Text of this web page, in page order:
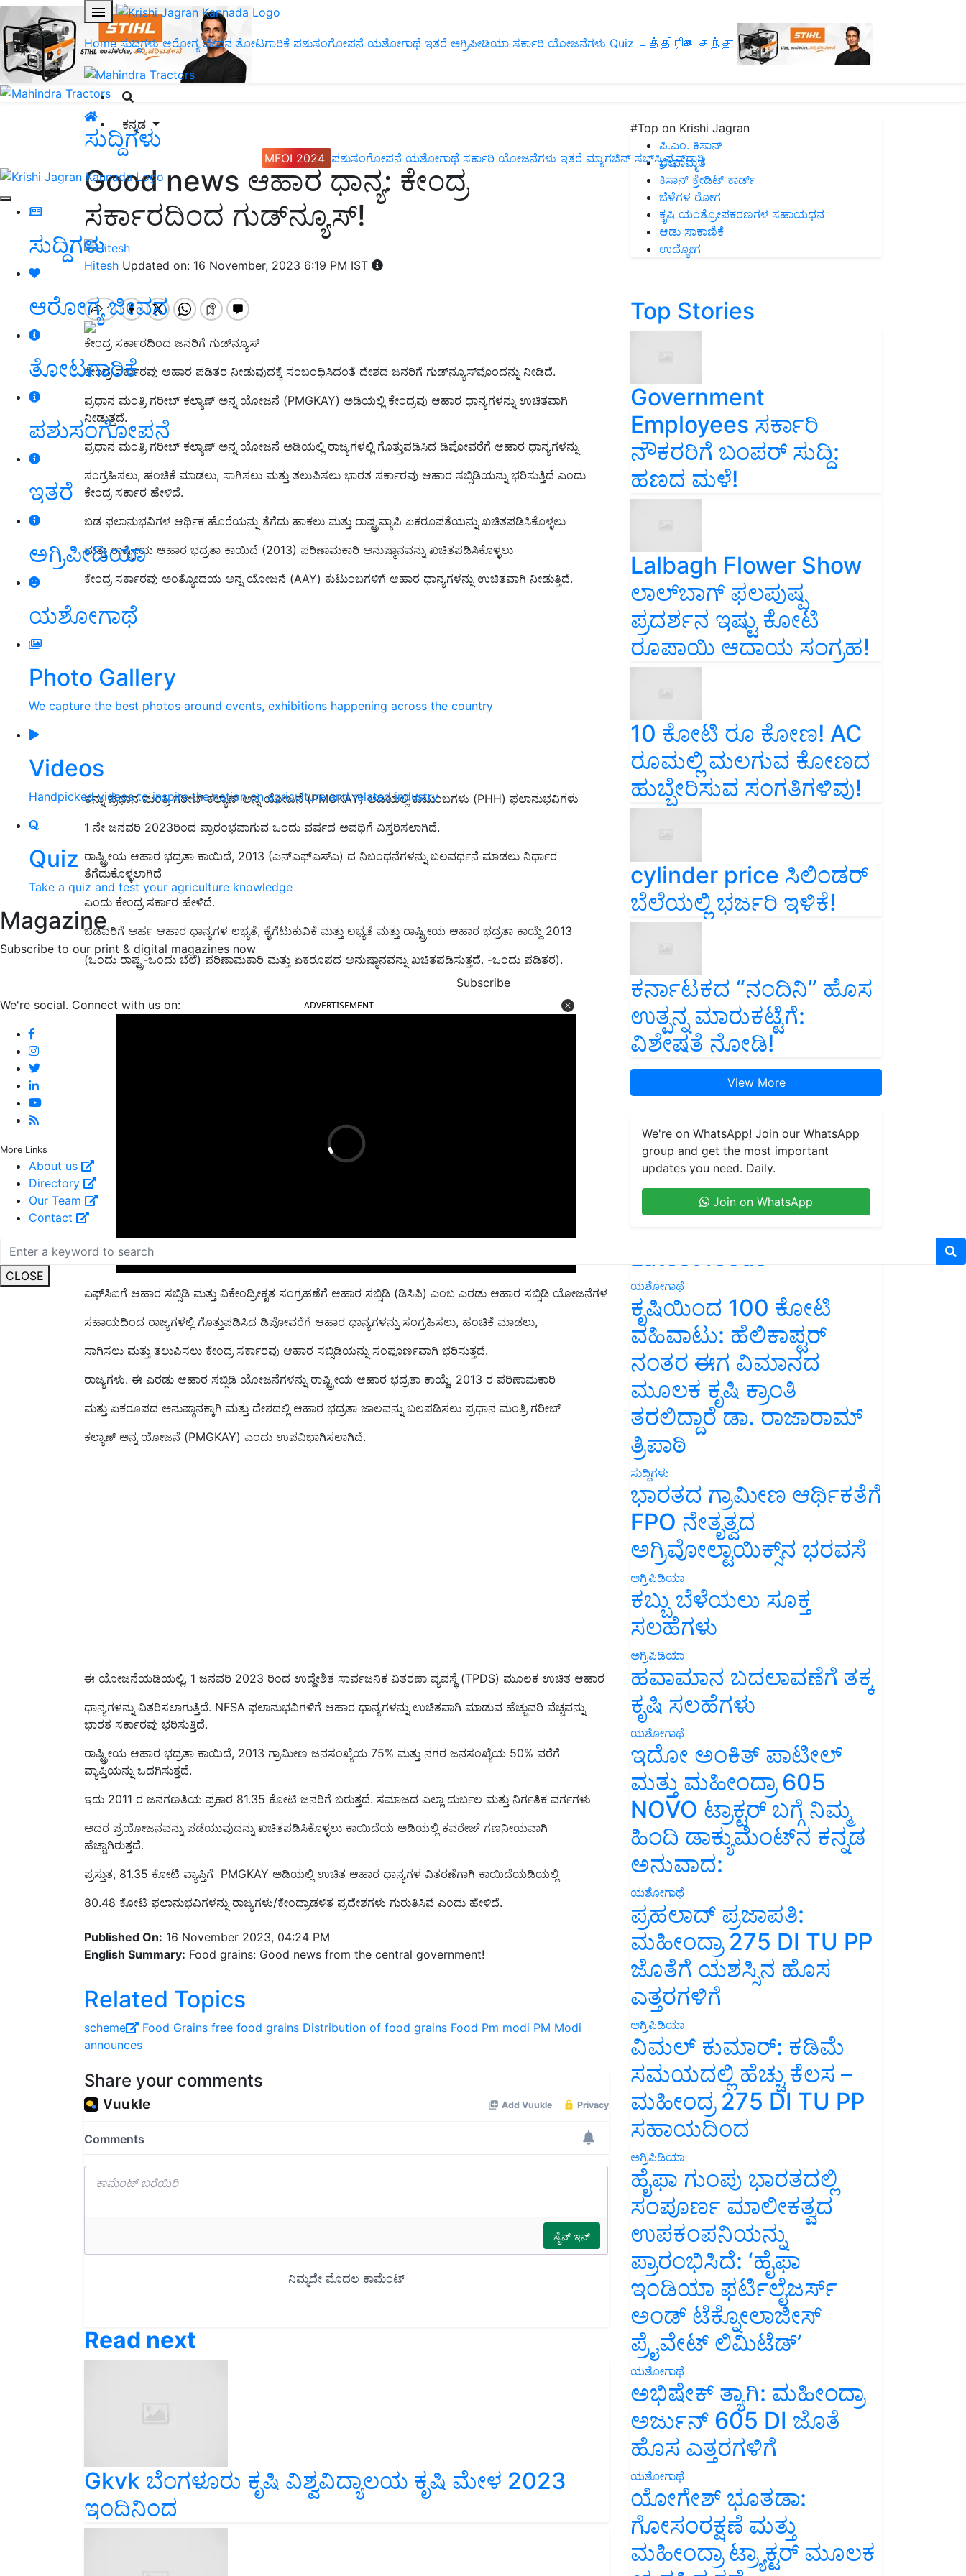
Home ಸುದ್ದಿಗಳು ಆರೋಗ್ಯ ಜೀವನ ತೋಟಗಾರಿಕೆ ಪಶುಸಂಗೋಪನೆ ಯಶೋಗಾಥೆ ಇತರೆ ಅಗ್ರಿಪೀಡಿಯಾ ಸರ್ಕಾರಿ ಯೋಜನೆಗಳು Quiz பத்திரிகை சந்தா
ಕನ್ನಡ
MFOI 2024 ಪಶುಸಂಗೋಪನೆ ಯಶೋಗಾಥೆ ಸರ್ಕಾರಿ ಯೋಜನೆಗಳು ಇತರೆ ಮ್ಯಾಗಜಿನ್‌ ಸಬ್‌ಸ್ಕ್ರಿಪ್ಷನ್‌ಗಾಗಿ
ಸುದ್ದಿಗಳು
ಆರೋಗ್ಯ ಜೀವನ
ತೋಟಗಾರಿಕೆ
ಪಶುಸಂಗೋಪನೆ
ಇತರೆ
ಅಗ್ರಿಪೀಡಿಯಾ
ಯಶೋಗಾಥೆ
Photo Gallery
We capture the best photos around events, exhibitions happening across the country
Videos
Handpicked videos to inspire the nation on agriculture and related industry
Quiz
Take a quiz and test your agriculture knowledge
Magazine
Subscribe to our print & digital magazines now
Subscribe
We're social. Connect with us on:
More Links
About us
Directory
Our Team
Contact
CLOSE
ಸುದ್ದಿಗಳು
Good news ಆಹಾರ ಧಾನ್ಯ: ಕೇಂದ್ರ
ಸರ್ಕಾರದಿಂದ ಗುಡ್‌ನ್ಯೂಸ್‌!
Hitesh Updated on: 16 November, 2023 6:19 PM IST
ಕೇಂದ್ರ ಸರ್ಕಾರದಿಂದ ಜನರಿಗೆ ಗುಡ್‌ನ್ಯೂಸ್‌
ಕೇಂದ್ರ ಸರ್ಕಾರವು ಆಹಾರ ಪಡಿತರ ನೀಡುವುದಕ್ಕೆ ಸಂಬಂಧಿಸಿದಂತೆ ದೇಶದ ಜನರಿಗೆ ಗುಡ್‌ನ್ಯೂಸ್‌ವೊಂದನ್ನು ನೀಡಿದೆ.
ಪ್ರಧಾನ ಮಂತ್ರಿ ಗರೀಬ್ ಕಲ್ಯಾಣ್ ಅನ್ನ ಯೋಜನೆ (PMGKAY) ಅಡಿಯಲ್ಲಿ ಕೇಂದ್ರವು ಆಹಾರ ಧಾನ್ಯಗಳನ್ನು ಉಚಿತವಾಗಿ
ನೀಡುತ್ತದೆ.
ಪ್ರಧಾನ ಮಂತ್ರಿ ಗರೀಬ್ ಕಲ್ಯಾಣ್ ಅನ್ನ ಯೋಜನೆ ಅಡಿಯಲ್ಲಿ ರಾಜ್ಯಗಳಲ್ಲಿ ಗೊತ್ತುಪಡಿಸಿದ ಡಿಪೋವರೆಗೆ ಆಹಾರ ಧಾನ್ಯಗಳನ್ನು
ಸಂಗ್ರಹಿಸಲು, ಹಂಚಿಕೆ ಮಾಡಲು, ಸಾಗಿಸಲು ಮತ್ತು ತಲುಪಿಸಲು ಭಾರತ ಸರ್ಕಾರವು ಆಹಾರ ಸಬ್ಸಿಡಿಯನ್ನು ಭರಿಸುತ್ತಿದೆ ಎಂದು
ಕೇಂದ್ರ ಸರ್ಕಾರ ಹೇಳಿದೆ.
ಬಡ ಫಲಾನುಭವಿಗಳ ಆರ್ಥಿಕ ಹೊರೆಯನ್ನು ತೆಗೆದು ಹಾಕಲು ಮತ್ತು ರಾಷ್ಟ್ರವ್ಯಾಪಿ ಏಕರೂಪತೆಯನ್ನು ಖಚಿತಪಡಿಸಿಕೊಳ್ಳಲು
ಮತ್ತು ರಾಷ್ಟ್ರೀಯ ಆಹಾರ ಭದ್ರತಾ ಕಾಯಿದೆ (2013) ಪರಿಣಾಮಕಾರಿ ಅನುಷ್ಠಾನವನ್ನು ಖಚಿತಪಡಿಸಿಕೊಳ್ಳಲು
ಕೇಂದ್ರ ಸರ್ಕಾರವು ಅಂತ್ಯೋದಯ ಅನ್ನ ಯೋಜನೆ (AAY) ಕುಟುಂಬಗಳಿಗೆ ಆಹಾರ ಧಾನ್ಯಗಳನ್ನು ಉಚಿತವಾಗಿ ನೀಡುತ್ತಿದೆ.
ಇನ್ನು ಪ್ರಧಾನ ಮಂತ್ರಿ ಗರೀಬ್ ಕಲ್ಯಾಣ್ ಅನ್ನ ಯೋಜನೆ (PMGKAY) ಅಡಿಯಲ್ಲಿ ಕುಟುಂಬಗಳು (PHH) ಫಲಾನುಭವಿಗಳು
1 ನೇ ಜನವರಿ 2023ರಿಂದ ಪ್ರಾರಂಭವಾಗುವ ಒಂದು ವರ್ಷದ ಅವಧಿಗೆ ವಿಸ್ತರಿಸಲಾಗಿದೆ.
ರಾಷ್ಟ್ರೀಯ ಆಹಾರ ಭದ್ರತಾ ಕಾಯಿದೆ, 2013 (ಎನ್‌ಎಫ್‌ಎಸ್‌ಎ) ದ ನಿಬಂಧನೆಗಳನ್ನು ಬಲವರ್ಧನೆ ಮಾಡಲು ನಿರ್ಧಾರ
ತೆಗೆದುಕೊಳ್ಳಲಾಗಿದೆ
ಎಂದು ಕೇಂದ್ರ ಸರ್ಕಾರ ಹೇಳಿದೆ.
ಬಡವರಿಗೆ ಅರ್ಹ ಆಹಾರ ಧಾನ್ಯಗಳ ಲಭ್ಯತೆ, ಕೈಗೆಟುಕುವಿಕೆ ಮತ್ತು ಲಭ್ಯತೆ ಮತ್ತು ರಾಷ್ಟ್ರೀಯ ಆಹಾರ ಭದ್ರತಾ ಕಾಯ್ದೆ 2013
(ಒಂದು ರಾಷ್ಟ್ರ-ಒಂದು ಬೆಲೆ) ಪರಿಣಾಮಕಾರಿ ಮತ್ತು ಏಕರೂಪದ ಅನುಷ್ಠಾನವನ್ನು ಖಚಿತಪಡಿಸುತ್ತದೆ. -ಒಂದು ಪಡಿತರ).
ಎಫ್‌ಸಿಐಗೆ ಆಹಾರ ಸಬ್ಸಿಡಿ ಮತ್ತು ವಿಕೇಂದ್ರೀಕೃತ ಸಂಗ್ರಹಣೆಗೆ ಆಹಾರ ಸಬ್ಸಿಡಿ (ಡಿಸಿಪಿ) ಎಂಬ ಎರಡು ಆಹಾರ ಸಬ್ಸಿಡಿ ಯೋಜನೆಗಳ
ಸಹಾಯದಿಂದ ರಾಜ್ಯಗಳಲ್ಲಿ ಗೊತ್ತುಪಡಿಸಿದ ಡಿಪೋವರೆಗೆ ಆಹಾರ ಧಾನ್ಯಗಳನ್ನು ಸಂಗ್ರಹಿಸಲು, ಹಂಚಿಕೆ ಮಾಡಲು,
ಸಾಗಿಸಲು ಮತ್ತು ತಲುಪಿಸಲು ಕೇಂದ್ರ ಸರ್ಕಾರವು ಆಹಾರ ಸಬ್ಸಿಡಿಯನ್ನು ಸಂಪೂರ್ಣವಾಗಿ ಭರಿಸುತ್ತದೆ.
ರಾಜ್ಯಗಳು. ಈ ಎರಡು ಆಹಾರ ಸಬ್ಸಿಡಿ ಯೋಜನೆಗಳನ್ನು ರಾಷ್ಟ್ರೀಯ ಆಹಾರ ಭದ್ರತಾ ಕಾಯ್ದೆ, 2013 ರ ಪರಿಣಾಮಕಾರಿ
ಮತ್ತು ಏಕರೂಪದ ಅನುಷ್ಠಾನಕ್ಕಾಗಿ ಮತ್ತು ದೇಶದಲ್ಲಿ ಆಹಾರ ಭದ್ರತಾ ಜಾಲವನ್ನು ಬಲಪಡಿಸಲು ಪ್ರಧಾನ ಮಂತ್ರಿ ಗರೀಬ್
ಕಲ್ಯಾಣ್ ಅನ್ನ ಯೋಜನೆ (PMGKAY) ಎಂದು ಉಪವಿಭಾಗಿಸಲಾಗಿದೆ.
ಧಾನ್ಯಗಳನ್ನು ವಿತರಿಸಲಾಗುತ್ತಿದೆ. NFSA ಫಲಾನುಭವಿಗಳಿಗೆ ಆಹಾರ ಧಾನ್ಯಗಳನ್ನು ಉಚಿತವಾಗಿ ಮಾಡುವ ಹೆಚ್ಚುವರಿ ವೆಚ್ಚವನ್ನು
ಭಾರತ ಸರ್ಕಾರವು ಭರಿಸುತ್ತಿದೆ.
ರಾಷ್ಟ್ರೀಯ ಆಹಾರ ಭದ್ರತಾ ಕಾಯಿದೆ, 2013 ಗ್ರಾಮೀಣ ಜನಸಂಖ್ಯೆಯ 75% ಮತ್ತು ನಗರ ಜನಸಂಖ್ಯೆಯ 50% ವರೆಗೆ
ವ್ಯಾಪ್ತಿಯನ್ನು ಒದಗಿಸುತ್ತದೆ.
ಇದು 2011 ರ ಜನಗಣತಿಯ ಪ್ರಕಾರ 81.35 ಕೋಟಿ ಜನರಿಗೆ ಬರುತ್ತದೆ. ಸಮಾಜದ ಎಲ್ಲಾ ದುರ್ಬಲ ಮತ್ತು ನಿರ್ಗತಿಕ ವರ್ಗಗಳು
ಅದರ ಪ್ರಯೋಜನವನ್ನು ಪಡೆಯುವುದನ್ನು ಖಚಿತಪಡಿಸಿಕೊಳ್ಳಲು ಕಾಯಿದೆಯ ಅಡಿಯಲ್ಲಿ ಕವರೇಜ್ ಗಣನೀಯವಾಗಿ
ಹೆಚ್ಚಾಗಿರುತ್ತದೆ.
ಪ್ರಸ್ತುತ, 81.35 ಕೋಟಿ ವ್ಯಾಪ್ತಿಗೆ PMGKAY ಅಡಿಯಲ್ಲಿ ಉಚಿತ ಆಹಾರ ಧಾನ್ಯಗಳ ವಿತರಣೆಗಾಗಿ ಕಾಯಿದೆಯಡಿಯಲ್ಲಿ
80.48 ಕೋಟಿ ಫಲಾನುಭವಿಗಳನ್ನು ರಾಜ್ಯಗಳು/ಕೇಂದ್ರಾಡಳಿತ ಪ್ರದೇಶಗಳು ಗುರುತಿಸಿವೆ ಎಂದು ಹೇಳಿದೆ.
English Summary:Food grains: Good news from the central government!
Related Topics
scheme Food Grains free food grains
announces
Gkvk ಬೆಂಗಳೂರು ಕೃಷಿ ವಿಶ್ವವಿದ್ಯಾಲಯ ಕೃಷಿ ಮೇಳ 2023
ಇಂದಿನಿಂದ
#Top on Krishi Jagran
ಪಿ.ಎಂ. ಕಿಸಾನ್
ಜೀವಾಮೃತ
ಕಿಸಾನ್ ಕ್ರೇಡಿಟ್ ಕಾರ್ಡ್
ಬೆಳೆಗಳ ರೋಗ
ಕೃಷಿ ಯಂತ್ರೋಪಕರಣಗಳ ಸಹಾಯಧನ
ಆಡು ಸಾಕಾಣಿಕೆ
ಉದ್ಯೋಗ
Top Stories
Government
Employees ಸರ್ಕಾರಿ
ನೌಕರರಿಗೆ ಬಂಪರ್‌ ಸುದ್ದಿ:
ಹಣದ ಮಳೆ!
Lalbagh Flower Show
ಲಾಲ್‌ಬಾಗ್ ಫಲಪುಷ್ಪ
ಪ್ರದರ್ಶನ ಇಷ್ಟು ಕೋಟಿ
ರೂಪಾಯಿ ಆದಾಯ ಸಂಗ್ರಹ!
10 ಕೋಟಿ ರೂ ಕೋಣ! AC
ರೂಮಲ್ಲಿ ಮಲಗುವ ಕೋಣದ
ಹುಬ್ಬೇರಿಸುವ ಸಂಗತಿಗಳಿವು!
cylinder price ಸಿಲಿಂಡರ್‌
ಬೆಲೆಯಲ್ಲಿ ಭರ್ಜರಿ ಇಳಿಕೆ!
ಕರ್ನಾಟಕದ “ನಂದಿನಿ” ಹೊಸ
ಉತ್ಪನ್ನ ಮಾರುಕಟ್ಟೆಗೆ:
ವಿಶೇಷತೆ ನೋಡಿ!
View More
We're on WhatsApp! Join our WhatsApp
group and get the most important
updates you need. Daily.
Join on WhatsApp
Latest feeds
ಯಶೋಗಾಥೆ
ಕೃಷಿಯಿಂದ 100 ಕೋಟಿ
ವಹಿವಾಟು: ಹೆಲಿಕಾಪ್ಟರ್
ನಂತರ ಈಗ ವಿಮಾನದ
ಮೂಲಕ ಕೃಷಿ ಕ್ರಾಂತಿ
ತರಲಿದ್ದಾರೆ ಡಾ. ರಾಜಾರಾಮ್
ತ್ರಿಪಾಠಿ
ಸುದ್ದಿಗಳು
ಭಾರತದ ಗ್ರಾಮೀಣ ಆರ್ಥಿಕತೆಗೆ
FPO ನೇತೃತ್ವದ
ಅಗ್ರಿವೋಲ್ಟಾಯಿಕ್ಸ್‌ನ ಭರವಸೆ
ಅಗ್ರಿಪಿಡಿಯಾ
ಕಬ್ಬು ಬೆಳೆಯಲು ಸೂಕ್ತ
ಸಲಹೆಗಳು
ಅಗ್ರಿಪಿಡಿಯಾ
ಹವಾಮಾನ ಬದಲಾವಣೆಗೆ ತಕ್ಕ
ಕೃಷಿ ಸಲಹೆಗಳು
ಯಶೋಗಾಥೆ
ಇದೋ ಅಂಕಿತ್ ಪಾಟೀಲ್
ಮತ್ತು ಮಹೀಂದ್ರಾ 605
NOVO ಟ್ರಾಕ್ಟರ್ ಬಗ್ಗೆ ನಿಮ್ಮ
ಹಿಂದಿ ಡಾಕ್ಯುಮೆಂಟ್‌ನ ಕನ್ನಡ
ಅನುವಾದ:
ಯಶೋಗಾಥೆ
ಪ್ರಹಲಾದ್ ಪ್ರಜಾಪತಿ:
ಮಹೀಂದ್ರಾ 275 DI TU PP
ಜೊತೆಗೆ ಯಶಸ್ಸಿನ ಹೊಸ
ಎತ್ತರಗಳಿಗೆ
ಅಗ್ರಿಪಿಡಿಯಾ
ವಿಮಲ್ ಕುಮಾರ್: ಕಡಿಮೆ
ಸಮಯದಲ್ಲಿ ಹೆಚ್ಚು ಕೆಲಸ –
ಮಹೀಂದ್ರ 275 DI TU PP
ಸಹಾಯದಿಂದ
ಅಗ್ರಿಪಿಡಿಯಾ
ಹೈಫಾ ಗುಂಪು ಭಾರತದಲ್ಲಿ
ಸಂಪೂರ್ಣ ಮಾಲೀಕತ್ವದ
ಉಪಕಂಪನಿಯನ್ನು
ಪ್ರಾರಂಭಿಸಿದೆ: ‘ಹೈಫಾ
ಇಂಡಿಯಾ ಫರ್ಟಿಲೈಜರ್ಸ್
ಅಂಡ್ ಟೆಕ್ನೋಲಾಜೀಸ್
ಪ್ರೈವೇಟ್ ಲಿಮಿಟೆಡ್’
ಯಶೋಗಾಥೆ
ಅಭಿಷೇಕ್ ತ್ಯಾಗಿ: ಮಹೀಂದ್ರಾ
ಅರ್ಜುನ್ 605 DI ಜೊತೆ
ಹೊಸ ಎತ್ತರಗಳಿಗೆ
ಯಶೋಗಾಥೆ
ಯೋಗೇಶ್ ಭೂತಡಾ:
ಗೋಸಂರಕ್ಷಣೆ ಮತ್ತು
ಮಹೀಂದ್ರಾ ಟ್ರ್ಯಾಕ್ಟರ್ ಮೂಲಕ